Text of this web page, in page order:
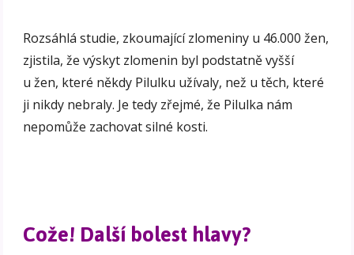
Rozsáhlá studie, zkoumající zlomeniny u 46.000 žen,
zjistila, že výskyt zlomenin byl podstatně vyšší
u žen, které někdy Pilulku užívaly, než u těch, které
ji nikdy nebraly. Je tedy zřejmé, že Pilulka nám
nepomůže zachovat silné kosti.
Cože! Další bolest hlavy?